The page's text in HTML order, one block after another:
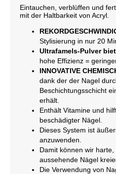
Eintauchen, verblüffen und
mit der Haltbarkeit von Acryl.
Stylisierung in nur 20
Ultrafamels-Pulver
hohe Effizienz =
INNOVATIVE
dank der der Nagel
Beschichtungsschicht
erhält.
Enthält Vitamine und
beschädigter Nägel.
Dieses System ist
anzuwenden.
Damit können wir
aussehende Nägel
Die Verwendung von